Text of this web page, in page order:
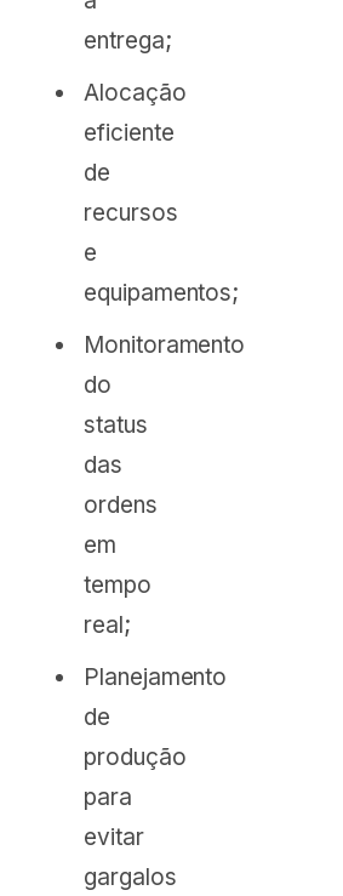
entrega;
Alocação
eficiente
de
recursos
e
equipamentos;
Monitoramento
do
status
das
ordens
em
tempo
real;
Planejamento
de
produção
para
evitar
gargalos